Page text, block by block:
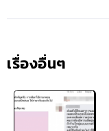
เรื่องอื่นๆ